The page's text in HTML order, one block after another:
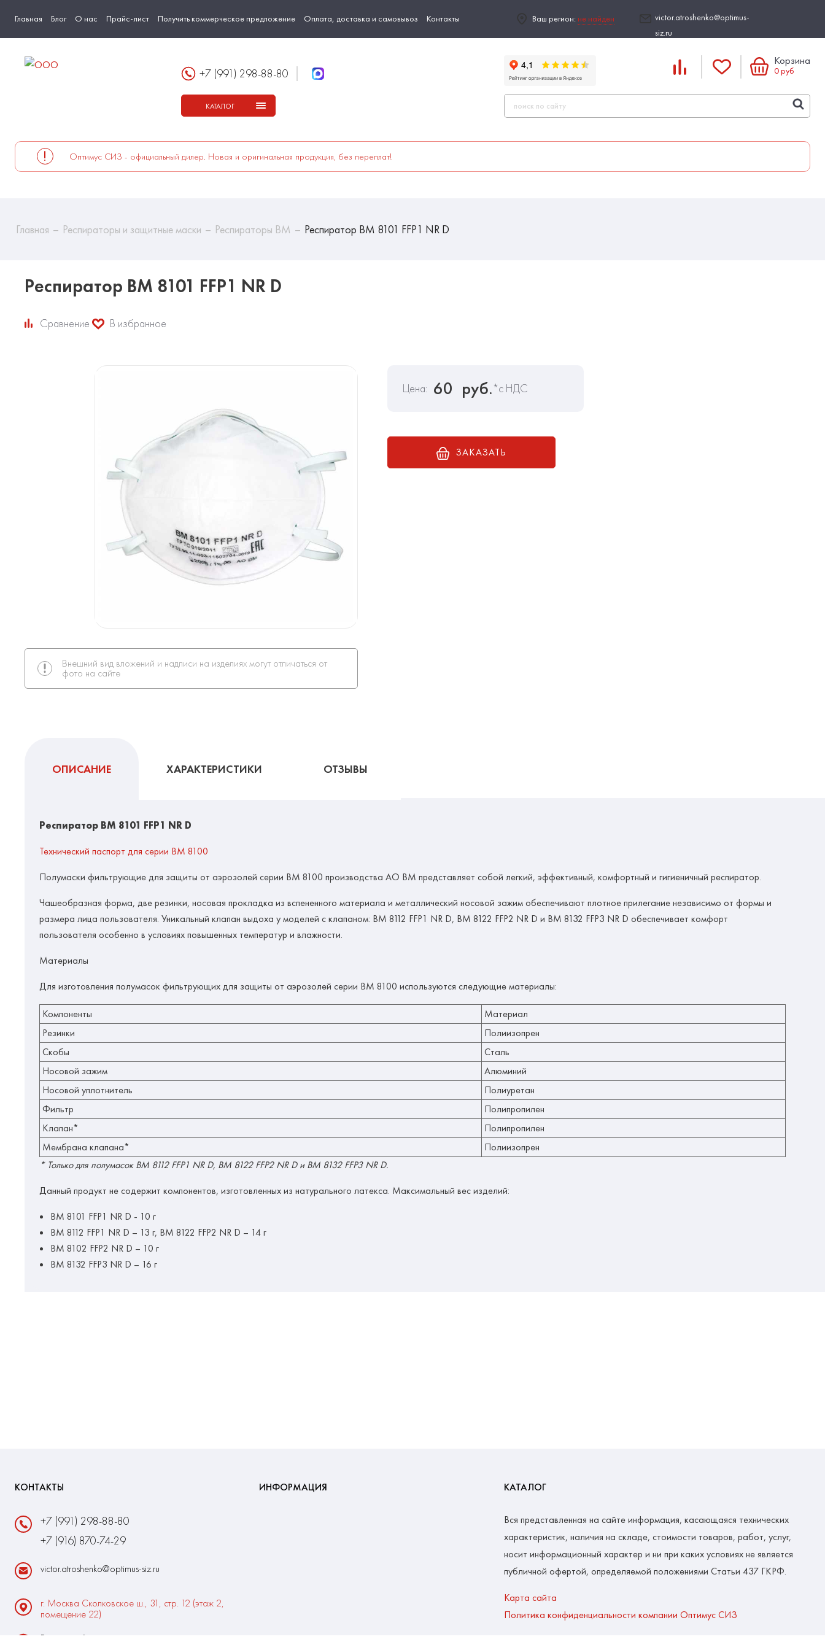
Главная Блог О нас Прайс-лист Получить коммерческое предложение Оплата, доставка и самовывоз Контакты Ваш регион: не найден
victor.atroshenko@optimus-
siz.ru
+7 (991) 298-88-80
КАТАЛОГ
Корзина
0руб
Оптимус СИЗ - официальный дилер. Новая и оригинальная продукция, без переплат!
Главная Респираторы и защитные маски Респираторы ВМ Респиратор ВМ 8101 FFP1 NR D
Респиратор ВМ 8101 FFP1 NR D
Сравнение В избранное
Внешний вид вложений и надписи на изделиях могут отличаться от
фото на сайте
Цена: 60 руб.*с НДС
ЗАКАЗАТЬ
ОПИСАНИЕ ХАРАКТЕРИСТИКИ ОТЗЫВЫ
Респиратор ВМ 8101 FFP1 NR D
Технический паспорт для серии ВМ 8100
Полумаски фильтрующие для защиты от аэрозолей серии ВМ 8100 производства АО ВМ представляет собой легкий, эффективный, комфортный и гигиеничный респиратор.
Чашеобразная форма, две резинки, носовая прокладка из вспененного материала и металлический носовой зажим обеспечивают плотное прилегание независимо от формы и
размера лица пользователя. Уникальный клапан выдоха у моделей с клапаном: ВМ 8112 FFP1 NR D, ВМ 8122 FFP2 NR D и ВМ 8132 FFP3 NR D обеспечивает комфорт
пользователя особенно в условиях повышенных температур и влажности.
Материалы
Для изготовления полумасок фильтрующих для защиты от аэрозолей серии ВМ 8100 используются следующие материалы:
Компоненты
Материал
Резинки
Полиизопрен
Скобы
Сталь
Носовой зажим
Алюминий
Носовой уплотнитель
Полиуретан
Фильтр
Полипропилен
Клапан*
Полипропилен
Мембрана клапана*
Полиизопрен
* Только для полумасок ВМ 8112 FFP1 NR D, ВМ 8122 FFP2 NR D и ВМ 8132 FFP3 NR D.
Данный продукт не содержит компонентов, изготовленных из натурального латекса. Максимальный вес изделий:
ВМ 8101 FFP1 NR D - 10 г
ВМ 8112 FFP1 NR D – 13 г, ВМ 8122 FFP2 NR D – 14 г
ВМ 8102 FFP2 NR D – 10 г
ВМ 8132 FFP3 NR D – 16 г
КОНТАКТЫ
+7 (991) 298-88-80
+7 (916) 870-74-29
victor.atroshenko@optimus-siz.ru
г. Москва Сколковское ш., 31, стр. 12 (этаж 2,
помещение 22)
Время работы:
ИНФОРМАЦИЯ КАТАЛОГ
Вся представленная на сайте информация, касающаяся технических
характеристик, наличия на складе, стоимости товаров, работ, услуг,
носит информационный характер и ни при каких условиях не является
публичной офертой, определяемой положениями Статьи 437 ГКРФ.
Карта сайта
Политика конфиденциальности компании Оптимус СИЗ